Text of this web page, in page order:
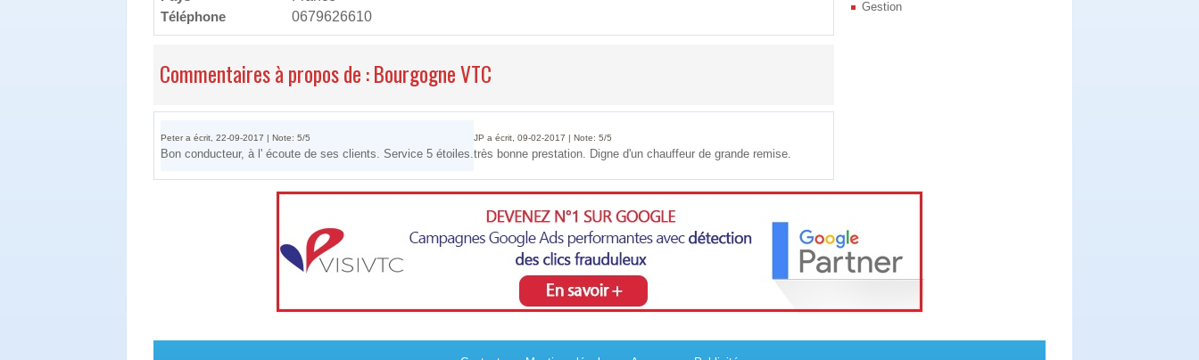
Gestion
Téléphone
0679626610
Commentaires à propos de : Bourgogne VTC
Peter a écrit, 22-09-2017 | Note: 5/5
Bon conducteur, à l' écoute de ses clients. Service 5 étoiles.
JP a écrit, 09-02-2017 | Note: 5/5
très bonne prestation. Digne d'un chauffeur de grande remise.